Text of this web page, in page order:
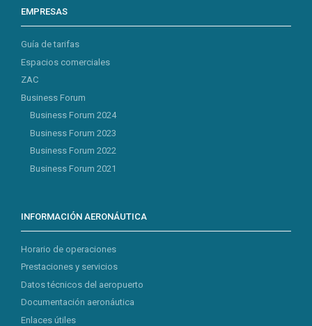
EMPRESAS
Guía de tarifas
Espacios comerciales
ZAC
Business Forum
Business Forum 2024
Business Forum 2023
Business Forum 2022
Business Forum 2021
INFORMACIÓN AERONÁUTICA
Horario de operaciones
Prestaciones y servicios
Datos técnicos del aeropuerto
Documentación aeronáutica
Enlaces útiles